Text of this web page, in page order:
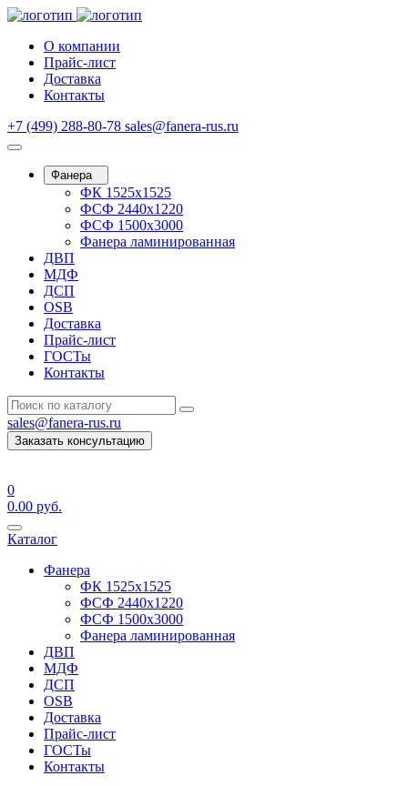
О компании
Прайс-лист
Доставка
Контакты
+7 (499) 288-80-78 sales@fanera-rus.ru
Фанера
ФК 1525х1525
ФСФ 2440х1220
ФСФ 1500х3000
Фанера ламинированная
ДВП
МДФ
ДСП
OSB
Доставка
Прайс-лист
ГОСТы
Контакты
sales@fanera-rus.ru
Заказать консультацию
0
0.00 руб.
Каталог
Фанера
ФК 1525х1525
ФСФ 2440х1220
ФСФ 1500х3000
Фанера ламинированная
ДВП
МДФ
ДСП
OSB
Доставка
Прайс-лист
ГОСТы
Контакты